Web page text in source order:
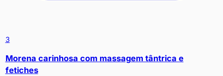
3
Morena carinhosa com massagem tântrica e
fetiches